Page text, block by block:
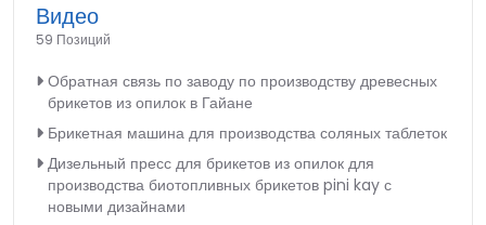
Видео
59 Позиций
Обратная связь по заводу по производству древесных
брикетов из опилок в Гайане
Брикетная машина для производства соляных таблеток
Дизельный пресс для брикетов из опилок для
производства биотопливных брикетов pini kay с
новыми дизайнами